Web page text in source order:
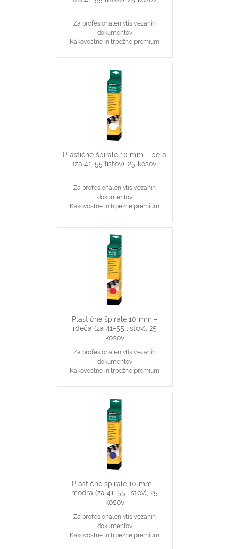
Za profesionalen vtis vezanih
dokumentov
Kakovostne in trpežne premium
Najpopularnjši, ekonomičen in
vsestranski našin vezave dokumentov
10 mm špirale primerne za vezavo 41-
55 stranskih dokumentov
Primerno za katerikoli aparat za
plastične špirale na 21 lukenj, ki veže
do 55 listov
Plastične špirale 10 mm – bela
(za 41-55 listov), 25 kosov
Za profesionalen vtis vezanih
dokumentov
Kakovostne in trpežne premium
Najpopularnjši, ekonomičen in
vsestranski našin vezave dokumentov
10 mm špirale primerne za vezavo 41-
55 stranskih dokumentov
Primerno za katerikoli aparat za
plastične špirale na 21 lukenj, ki veže
do 55 listov
Plastične špirale 10 mm –
rdeča (za 41-55 listov), 25
kosov
Za profesionalen vtis vezanih
dokumentov
Kakovostne in trpežne premium
Najpopularnjši, ekonomičen in
vsestranski našin vezave dokumentov
10 mm špirale primerne za vezavo 41-
55 stranskih dokumentov
Primerno za katerikoli aparat za
plastične špirale na 21 lukenj, ki veže
do 55 listov
Plastične špirale 10 mm –
modra (za 41-55 listov), 25
kosov
Za profesionalen vtis vezanih
dokumentov
Kakovostne in trpežne premium